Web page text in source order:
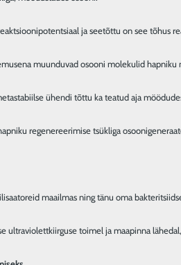
ja seetõttu on see tõhus
muunduvad osooni molekulid hapniku
ühendi tõttu ka teatud aja
regenereerimise tsükliga
maailmas ning tänu oma
ultraviolettkiirguse toimel ja maapinna